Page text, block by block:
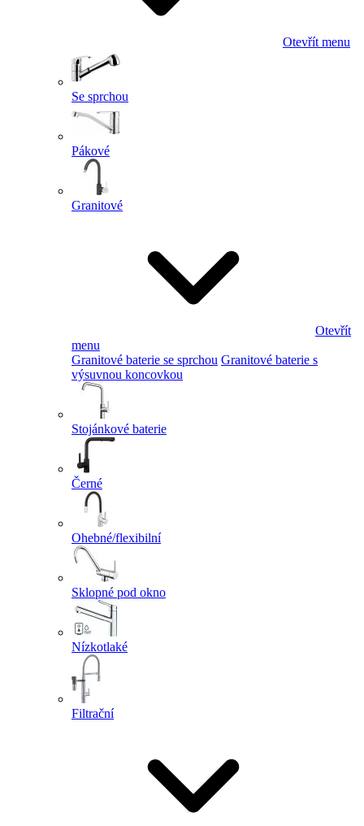
Otevřít menu
Se sprchou
Pákové
Granitové
Otevřít
menu
Granitové baterie se sprchou Granitové baterie s
výsuvnou koncovkou
Stojánkové baterie
Černé
Ohebné/flexibilní
Sklopné pod okno
Nízkotlaké
Filtrační